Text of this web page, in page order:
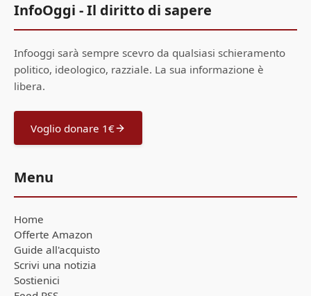
InfoOggi - Il diritto di sapere
Infooggi sarà sempre scevro da qualsiasi schieramento
politico, ideologico, razziale. La sua informazione è
libera.
Voglio donare 1€
Menu
Home
Offerte Amazon
Guide all'acquisto
Scrivi una notizia
Sostienici